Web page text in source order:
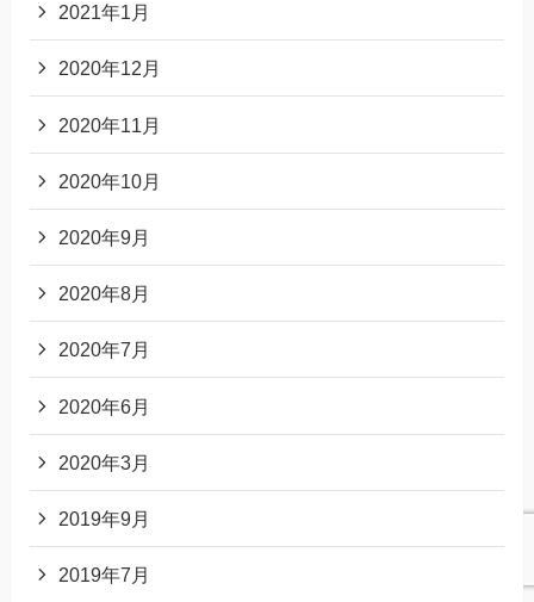
2021年1月
2020年12月
2020年11月
2020年10月
2020年9月
2020年8月
2020年7月
2020年6月
2020年3月
2019年9月
2019年7月